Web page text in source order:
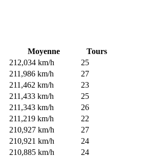
Moyenne
Tours
212,034 km/h
25
211,986 km/h
27
211,462 km/h
23
211,433 km/h
25
211,343 km/h
26
211,219 km/h
22
210,927 km/h
27
210,921 km/h
24
210,885 km/h
24